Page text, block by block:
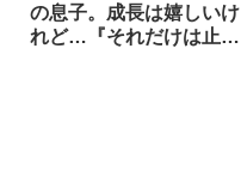
の息子。成長は嬉しいけ
れど…『それだけは止め